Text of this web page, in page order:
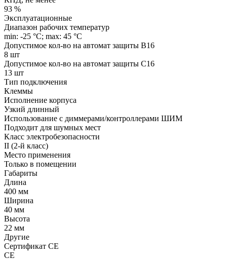
93 %
Эксплуатационные
Диапазон рабочих температур
min: -25 °C; max: 45 °C
Допустимое кол-во на автомат защиты B16
8 шт
Допустимое кол-во на автомат защиты C16
13 шт
Тип подключения
Клеммы
Исполнение корпуса
Узкий длинный
Использование с диммерами/контроллерами ШИМ
Подходит для шумных мест
Класс электробезопасности
II (2-й класс)
Место применения
Только в помещении
Габариты
Длина
400 мм
Ширина
40 мм
Высота
22 мм
Другие
Сертификат CE
CE